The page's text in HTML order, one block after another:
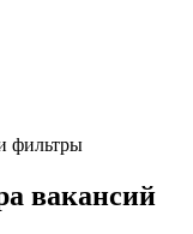
фильтры
вакансий